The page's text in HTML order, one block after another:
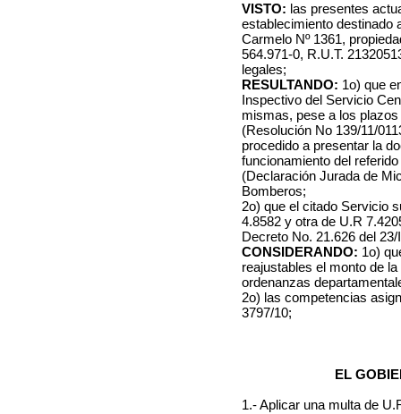
VISTO: las presentes
establecimiento destinado
Carmelo Nº 1361,
564.971-0, R.U.T.
legales;
RESULTANDO: 1o) que
Inspectivo del Servicio
mismas, pese a los
(Resolución No 139/11/
procedido a presentar la
funcionamiento del
(Declaración Jurada de
Bomberos;
2o) que el citado Servicio
4.8582 y otra de U.R
Decreto No. 21.626 del
CONSIDERANDO: 1o)
reajustables el monto de
ordenanzas
2o) las competencias
3797/10;
EL
1.- Aplicar una multa de